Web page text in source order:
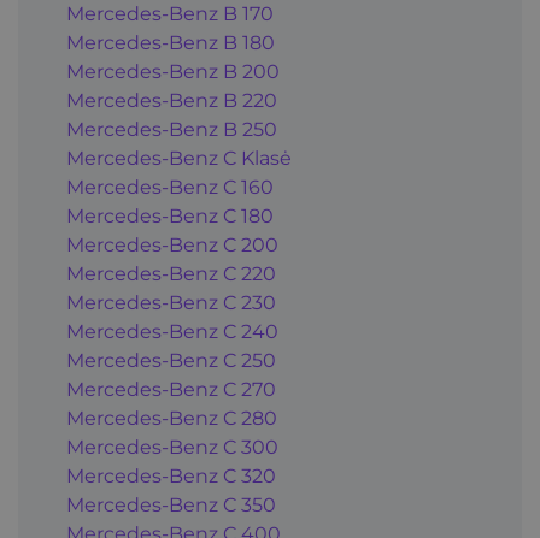
Mercedes-Benz B 170
Mercedes-Benz B 180
Mercedes-Benz B 200
Mercedes-Benz B 220
Mercedes-Benz B 250
Mercedes-Benz C Klasė
Mercedes-Benz C 160
Mercedes-Benz C 180
Mercedes-Benz C 200
Mercedes-Benz C 220
Mercedes-Benz C 230
Mercedes-Benz C 240
Mercedes-Benz C 250
Mercedes-Benz C 270
Mercedes-Benz C 280
Mercedes-Benz C 300
Mercedes-Benz C 320
Mercedes-Benz C 350